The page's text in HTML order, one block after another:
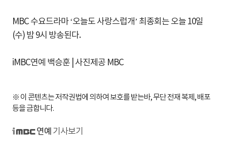
MBC 수요드라마 ‘오늘도 사랑스럽개’ 최종회는 오늘 10일
(수) 밤 9시 방송된다.
iMBC연예 백승훈 | 사진제공 MBC
※ 이 콘텐츠는 저작권법에 의하여 보호를 받는바, 무단 전재 복제, 배포
등을 금합니다.
기사보기